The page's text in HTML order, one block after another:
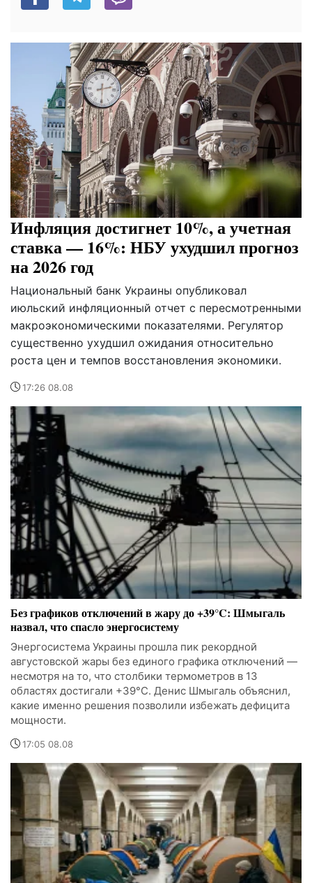
Инфляция достигнет 10%, а учетная
ставка — 16%: НБУ ухудшил прогноз
на 2026 год
Национальный банк Украины опубликовал
июльский инфляционный отчет с пересмотренными
макроэкономическими показателями. Регулятор
существенно ухудшил ожидания относительно
роста цен и темпов восстановления экономики.
17:26 08.08
Без графиков отключений в жару до +39°C: Шмыгаль
назвал, что спасло энергосистему
Энергосистема Украины прошла пик рекордной
августовской жары без единого графика отключений —
несмотря на то, что столбики термометров в 13
областях достигали +39°C. Денис Шмыгаль объяснил,
какие именно решения позволили избежать дефицита
мощности.
17:05 08.08